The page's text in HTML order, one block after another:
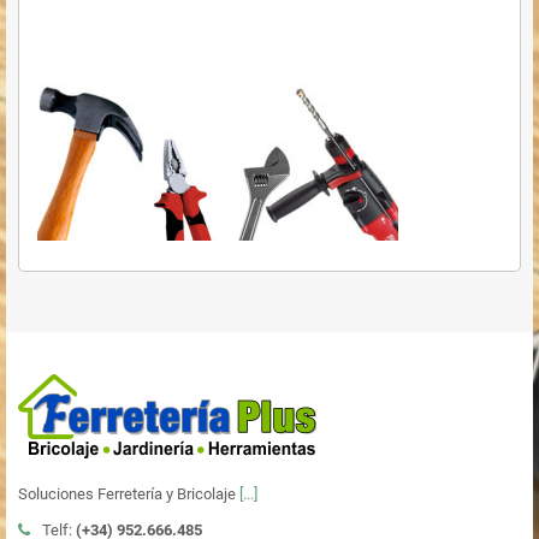
Soluciones Ferretería y Bricolaje [...]
Telf: (+34) 952.666.485